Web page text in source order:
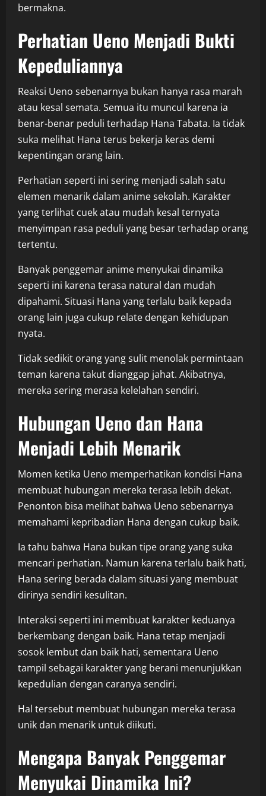
bermakna.
Perhatian Ueno Menjadi Bukti
Kepeduliannya
Reaksi Ueno sebenarnya bukan hanya rasa marah
atau kesal semata. Semua itu muncul karena ia
benar-benar peduli terhadap Hana Tabata. Ia tidak
suka melihat Hana terus bekerja keras demi
kepentingan orang lain.
Perhatian seperti ini sering menjadi salah satu
elemen menarik dalam anime sekolah. Karakter
yang terlihat cuek atau mudah kesal ternyata
menyimpan rasa peduli yang besar terhadap orang
tertentu.
Banyak penggemar anime menyukai dinamika
seperti ini karena terasa natural dan mudah
dipahami. Situasi Hana yang terlalu baik kepada
orang lain juga cukup relate dengan kehidupan
nyata.
Tidak sedikit orang yang sulit menolak permintaan
teman karena takut dianggap jahat. Akibatnya,
mereka sering merasa kelelahan sendiri.
Hubungan Ueno dan Hana
Menjadi Lebih Menarik
Momen ketika Ueno memperhatikan kondisi Hana
membuat hubungan mereka terasa lebih dekat.
Penonton bisa melihat bahwa Ueno sebenarnya
memahami kepribadian Hana dengan cukup baik.
Ia tahu bahwa Hana bukan tipe orang yang suka
mencari perhatian. Namun karena terlalu baik hati,
Hana sering berada dalam situasi yang membuat
dirinya sendiri kesulitan.
Interaksi seperti ini membuat karakter keduanya
berkembang dengan baik. Hana tetap menjadi
sosok lembut dan baik hati, sementara Ueno
tampil sebagai karakter yang berani menunjukkan
kepedulian dengan caranya sendiri.
Hal tersebut membuat hubungan mereka terasa
unik dan menarik untuk diikuti.
Mengapa Banyak Penggemar
Menyukai Dinamika Ini?